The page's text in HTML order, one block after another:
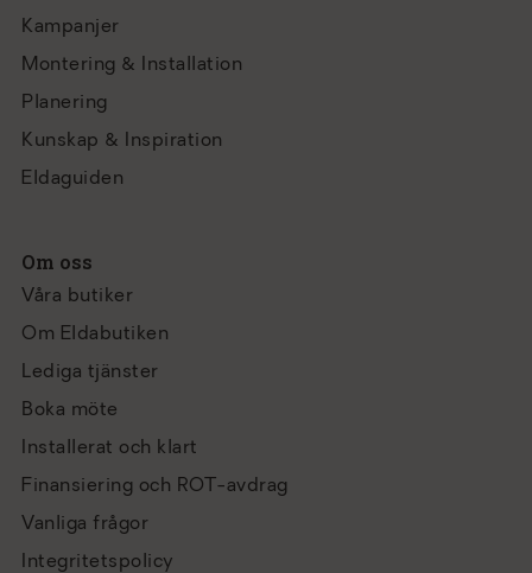
Kampanjer
Montering & Installation
Planering
Kunskap & Inspiration
Eldaguiden
Om oss
Våra butiker
Om Eldabutiken
Lediga tjänster
Boka möte
Installerat och klart
Finansiering och ROT-avdrag
Vanliga frågor
Integritetspolicy